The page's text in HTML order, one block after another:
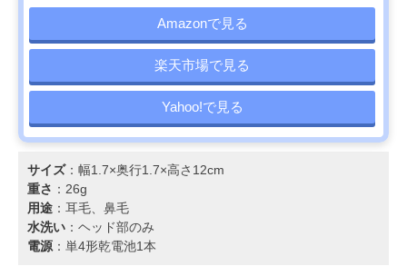
Amazonで見る
楽天市場で見る
Yahoo!で見る
サイズ：幅1.7×奥行1.7×高さ12cm
重さ ：26g
用途 ：耳毛、鼻毛
水洗い ：ヘッド部のみ
電源 ：単4形乾電池1本